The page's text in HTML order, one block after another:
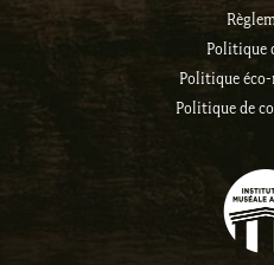
Politique
Politique
Politique de